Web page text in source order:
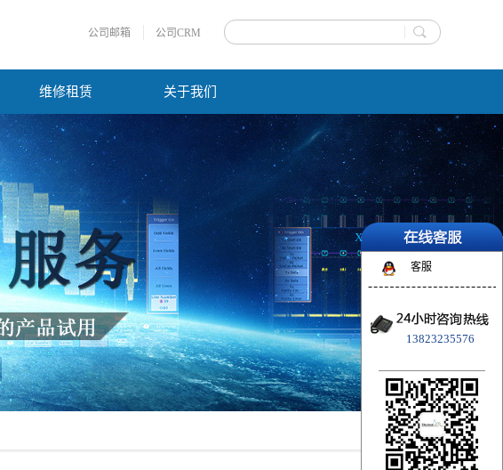
公司邮箱 公司CRM
维修租赁 关于我们
X
客服
13823235576